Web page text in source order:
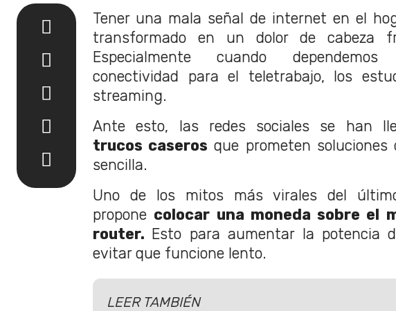
Tener una mala señal de internet en el
transformado en un dolor de cabeza
Especialmente cuando
conectividad para el teletrabajo, los
streaming.
Ante esto, las redes sociales se han
trucos caseros que prometen soluciones
sencilla.
Uno de los mitos más virales del
propone colocar una moneda sobre el
router. Esto para aumentar la potencia
evitar que funcione lento.
LEER TAMBIÉN